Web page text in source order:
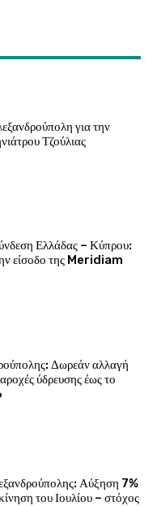
για την
Τζούλιας
Ελλάδας – Κύπρου:
είσοδο της Meridiam
Δωρεάν αλλαγή
ύδρευσης έως το
Αύξηση 7%
του Ιουλίου – στόχος